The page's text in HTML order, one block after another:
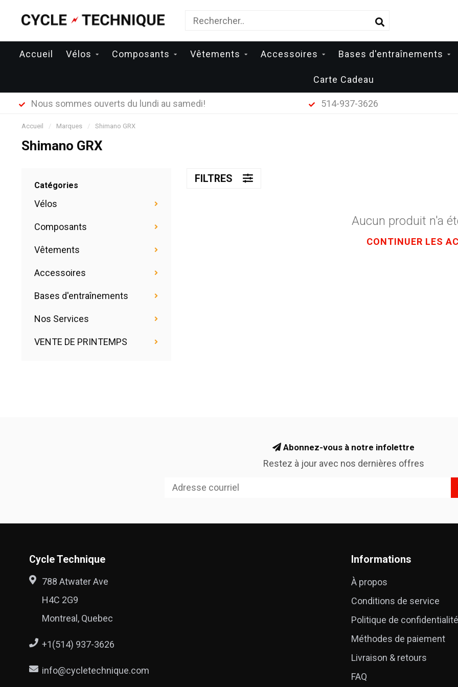
Accueil Vélos Composants Vêtements Accessoires Bases d'entraînements
Carte Cadeau
Nous sommes ouverts du lundi au samedi! 514-937-3626
Accueil / Marques / Shimano GRX
Shimano GRX
Catégories
Vélos
Composants
Vêtements
Accessoires
Bases d'entraînements
Nos Services
VENTE DE PRINTEMPS
FILTRES
Aucun produit n'a
CONTINUER LES
Abonnez-vous à notre infolettre
Restez à jour avec nos dernières offres
Cycle Technique
788 Atwater Ave
H4C 2G9
Montreal, Quebec
+1(514) 937-3626
info@cycletechnique.com
Informations
À propos
Conditions de service
Politique de confidentialité
Méthodes de paiement
Livraison & retours
FAQ